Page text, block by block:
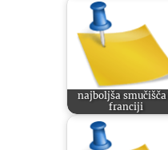
najboljša
franciji